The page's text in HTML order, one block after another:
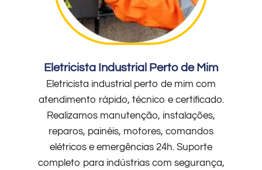
Eletricista Industrial Perto de Mim
Eletricista industrial perto de mim com
atendimento rápido, técnico e certificado.
Realizamos manutenção, instalações,
reparos, painéis, motores, comandos
elétricos e emergências 24h. Suporte
completo para indústrias com segurança,